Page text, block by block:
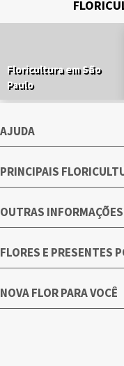
Floricultura em São
Paulo
AJUDA
PRINCIPAIS
OUTRAS INFORMAÇÕES
FLORES E PRESENTES
NOVA FLOR PARA VOCÊ